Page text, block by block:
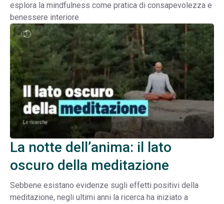
esplora la mindfulness come pratica di consapevolezza e
benessere interiore
La notte dell’anima: il lato
oscuro della meditazione
Sebbene esistano evidenze sugli effetti positivi della
meditazione, negli ultimi anni la ricerca ha iniziato a